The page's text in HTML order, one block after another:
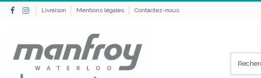
Livraison Mentions légales Contactez-nous